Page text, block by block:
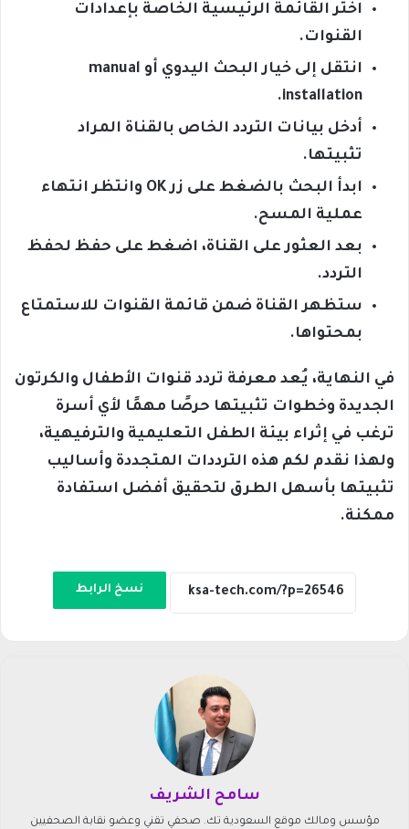
اختَر القائمة الرئيسية الخاصة بإعدادات
القنوات.
انتقل إلى خيار البحث اليدوي أو manual
installation.
أدخل بيانات التردد الخاص بالقناة المراد
تثبيتها.
ابدأ البحث بالضغط على زر OK وانتظر انتهاء
عملية المسح.
بعد العثور على القناة، اضغط على حفظ لحفظ
التردد.
ستظهر القناة ضمن قائمة القنوات للاستمتاع
بمحتواها.
في النهاية، يُعد معرفة تردد قنوات الأطفال والكرتون
الجديدة وخطوات تثبيتها حرصًا مهمًا لأي أسرة
ترغب في إثراء بيئة الطفل التعليمية والترفيهية،
ولهذا نقدم لكم هذه الترددات المتجددة وأساليب
تثبيتها بأسهل الطرق لتحقيق أفضل استفادة
ممكنة.
نسخ الرابط
سامح الشريف
مؤسس ومالك موقع السعودية تك. صحفي تقني وعضو نقابة الصحفيين